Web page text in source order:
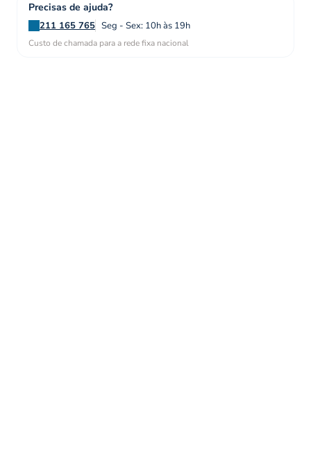
Precisas de ajuda?
211 165 765 Seg - Sex: 10h às 19h
Custo de chamada para a rede fixa nacional